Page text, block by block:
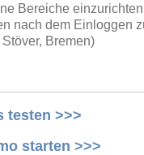
Bereiche
nach dem Einloggen
Bremen)
testen >>>
starten >>>